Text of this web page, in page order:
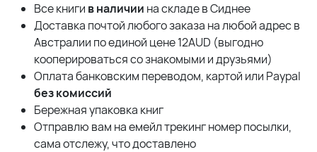
Все книги в наличии на складе в Сиднее
Доставка почтой любого заказа на любой адрес в
Австралии по единой цене 12AUD (выгодно
кооперироваться со знакомыми и друзьями)
Оплата банковским переводом, картой или Paypal
без комиссий
Бережная упаковка книг
Отправлю вам на емейл трекинг номер посылки,
сама отслежу, что доставлено